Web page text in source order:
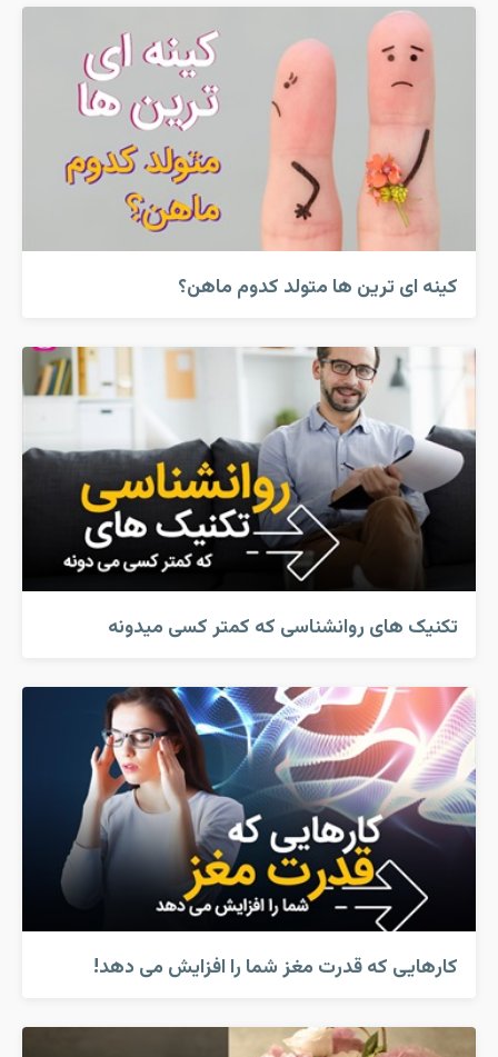
کینه ای ترین ها متولد کدوم ماهن؟
تکنیک های روانشناسی که کمتر کسی میدونه
کارهایی که قدرت مغز شما را افزایش می دهد!